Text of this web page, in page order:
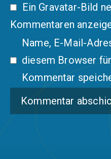
Ein Gravatar-Bild
Kommentaren
Name, E-Mail-
diesem Browser
Kommentar